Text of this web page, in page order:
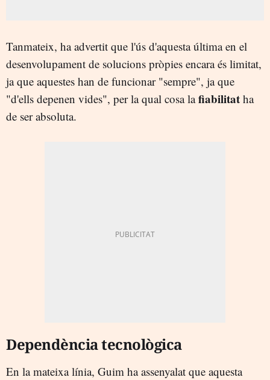
Tanmateix, ha advertit que l'ús d'aquesta última en el
desenvolupament de solucions pròpies encara és limitat,
ja que aquestes han de funcionar "sempre", ja que
"d'ells depenen vides", per la qual cosa lafiabilitat ha
de ser absoluta.
Dependència tecnològica
En la mateixa línia, Guim ha assenyalat que aquesta